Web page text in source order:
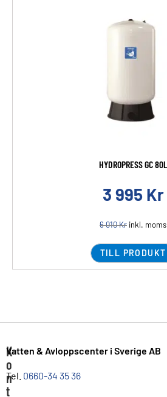
HYDROPRESS GC 80L
3 995 Kr
6 010Kr inkl. moms
TILL PRODUKT
K
o
n
t
Vatten & Avloppscenter i Sverige AB
Tel. 0660-34 35 36